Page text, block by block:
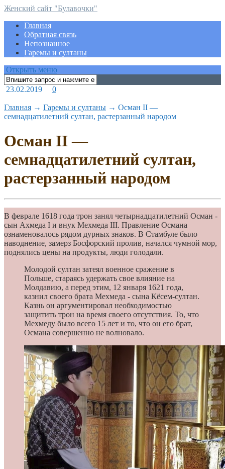
Женский сайт "Булавочки"
Главная
Обратная связь
Непознанное
Гаремы и султаны
Открыть меню
23.02.2019 0
Главная → Гаремы и султаны → Осман II —
семнадцатилетний султан, растерзанный народом
Осман II —
семнадцатилетний султан,
растерзанный народом
В феврале 1618 года трон занял четырнадцатилетний Осман -
сын Ахмеда I и внук Мехмеда III. Правление Османа
ознаменовалось рядом дурных знаков. В Стамбуле было
наводнение, замерз Босфорский пролив, начался чумной мор,
поднялись цены на продукты, люди голодали.
Молодой султан затеял военное сражение в
Польше, стараясь удержать свое влияние на
Молдавию, а перед этим, 12 января 1621 года,
казнил своего брата Мехмеда - сына Кёсем-султан.
Казнь он аргументировал необходимостью
защитить трон на время своего отсутствия. То, что
Мехмеду было всего 15 лет и то, что он его брат,
Османа совершенно не волновало.